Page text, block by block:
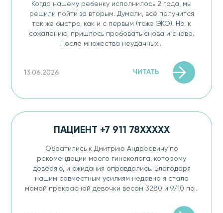
Когда нашему ребенку исполнилось 2 года, мы
решили пойти за вторым. Думали, всё получится
так же быстро, как и с первым (тоже ЭКО). Но, к
сожалению, пришлось пробовать снова и снова.
После множества неудачных...
13.06.2026 ЧИТАТЬ
ПАЦИЕНТ +7 911 78XXXXX
Обратились к Дмитрию Андреевичу по
рекомендации моего гинеколога, которому
доверяю, и ожидания оправдались. Благодаря
нашим совместным усилиям недавно я стала
мамой прекрасной девочки весом 3280 и 9/10 по...